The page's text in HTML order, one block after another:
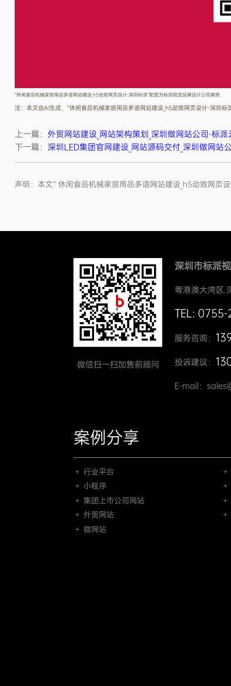
“休闲食品机械家居用品多语网站建设_h5动效网页设计-深圳标派”配图为标派视觉品牌设计公司案例
注：本文由AI生成，“休闲食品机械家居用品多语网站建设_h5动效网页设计-深圳标
上一篇： 外贸网站建设_网站架构策划_深圳做网站公司-标派
下一篇： 深圳LED集团官网建设_网站源码交付_深圳做网站
声明：本文“ 休闲食品机械家居用品多语网站建设_h5动效网页
微信扫一扫加售前顾问
深圳市标派
粤港澳大湾区.
TEL:
服务咨询：
投诉建议：
E-mail：
案例分享
＋ 行业平台
＋ 小程序
＋ 集团上市公司网站
＋ 外贸网站
＋ 微网站